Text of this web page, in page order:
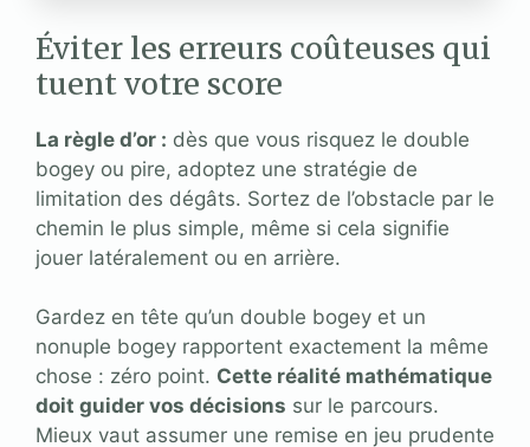
Éviter les erreurs coûteuses qui
tuent votre score
La règle d’or : dès que vous risquez le double
bogey ou pire, adoptez une stratégie de
limitation des dégâts. Sortez de l’obstacle par le
chemin le plus simple, même si cela signifie
jouer latéralement ou en arrière.
Gardez en tête qu’un double bogey et un
nonuple bogey rapportent exactement la même
chose : zéro point. Cette réalité mathématique
doit guider vos décisions sur le parcours.
Mieux vaut assumer une remise en jeu prudente